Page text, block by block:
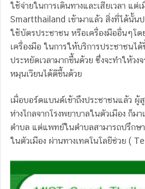
ใช้จ่ายในการเดินทางและเสียเวลา แต่เ
Smartthailand เข้ามาแล้ว สิ่งที่ได้นั้น
ใช้บัตรประชาชน หรือเครื่องมืออื่นๆโด
เครื่องมือ ในการให้บริการประชาชนได้
ประหยัดเวลามากขึ้นด้วย ซึ่งจะทำให้วง
หมุนเวียนได้ดีขึ้นด้วย
เมื่อบอร์ดแบนด์เข้าถึงประชาชนแล้ว ผู้
ห่างไกลจากโรงพยาบาลในตัวเมือง ก็ม
ตำบล แต่แพทย์ในตำบลสามารถปรึกษ
ในตัวเมือง ผ่านทางเทคโนโลยีช่วย (